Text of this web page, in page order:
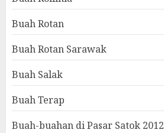
Buah Rotan
Buah Rotan Sarawak
Buah Salak
Buah Terap
Buah-buahan di Pasar Satok 2012